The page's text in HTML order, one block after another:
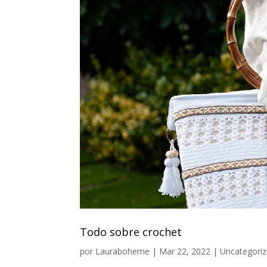
Todo sobre crochet
por Lauraboheme | Mar 22, 2022 |